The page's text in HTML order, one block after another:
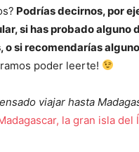
Podrías decirnos, por
si has probado alguno
o si recomendarías
poder leerte!
viajar hasta
la gran isla del